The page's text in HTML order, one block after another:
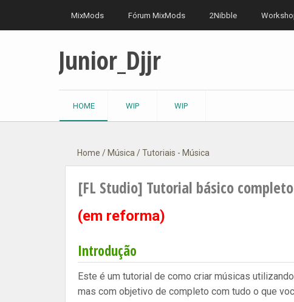
MixMods Fórum MixMods 2Nibble
Junior_Djjr
HOME WIP WIP
Home / Música /Tutoriais - Música
[FL Studio] Tutorial básico
(em reforma)
Introdução
Este é um tutorial de como criar músicas
mas com objetivo de completo com tudo o que